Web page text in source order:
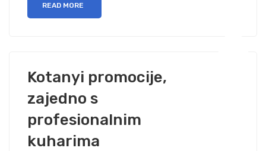
READ MORE
Kotanyi promocije,
zajedno s
profesionalnim
kuharima